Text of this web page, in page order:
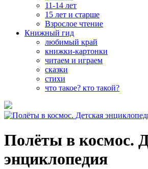
11-14 лет
15 лет и старше
Взрослое чтение
Книжный гид
любимый край
книжки-картонки
читаем и играем
сказки
стихи
что такое? кто такой?
Полёты в космос.
энциклопедия